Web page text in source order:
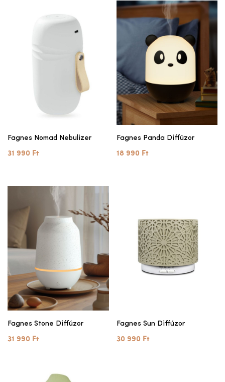
Fagnes Nomad Nebulizer
31 990 Ft
Fagnes Panda Diffúzor
18 990 Ft
Fagnes Stone Diffúzor
31 990 Ft
Fagnes Sun Diffúzor
30 990 Ft